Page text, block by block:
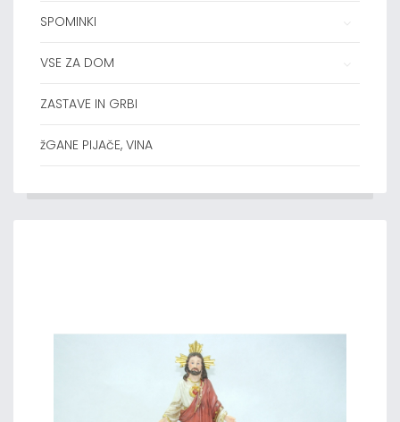
SPOMINKI
VSE ZA DOM
ZASTAVE IN GRBI
žGANE PIJAčE, VINA